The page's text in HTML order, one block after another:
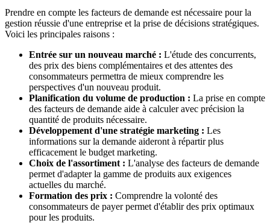
Prendre en compte les facteurs de demande est nécessaire pour la
gestion réussie d'une entreprise et la prise de décisions stratégiques.
Voici les principales raisons :
Entrée sur un nouveau marché : L'étude des concurrents,
des prix des biens complémentaires et des attentes des
consommateurs permettra de mieux comprendre les
perspectives d'un nouveau produit.
Planification du volume de production : La prise en compte
des facteurs de demande aide à calculer avec précision la
quantité de produits nécessaire.
Développement d'une stratégie marketing : Les
informations sur la demande aideront à répartir plus
efficacement le budget marketing.
Choix de l'assortiment : L'analyse des facteurs de demande
permet d'adapter la gamme de produits aux exigences
actuelles du marché.
Formation des prix : Comprendre la volonté des
consommateurs de payer permet d'établir des prix optimaux
pour les produits.